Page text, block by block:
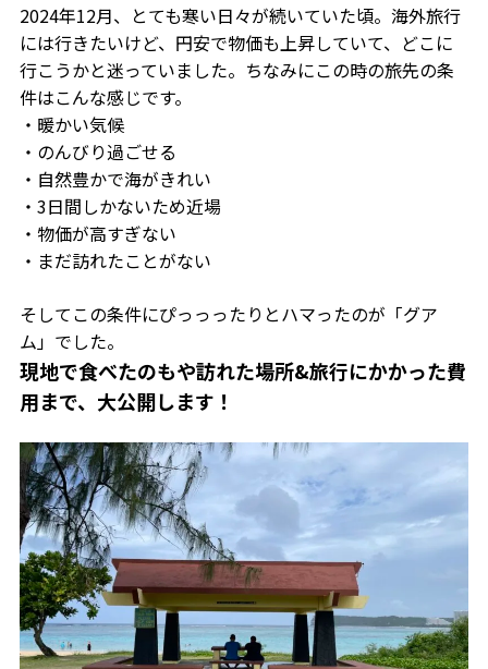
2024年12月、とても寒い日々が続いていた頃。海外旅行
には行きたいけど、円安で物価も上昇していて、どこに
行こうかと迷っていました。ちなみにこの時の旅先の条
件はこんな感じです。
・暖かい気候
・のんびり過ごせる
・自然豊かで海がきれい
・3日間しかないため近場
・物価が高すぎない
・まだ訪れたことがない
そしてこの条件にぴっっったりとハマったのが「グア
ム」でした。
現地で食べたのもや訪れた場所&旅行にかかった費
用まで、大公開します！